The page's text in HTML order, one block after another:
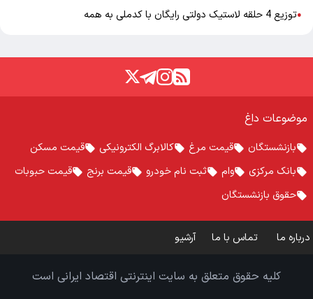
●توزیع 4 حلقه لاستیک دولتی رایگان با کدملی به همه
موضوعات داغ
بازنشستگان قیمت مرغ کالابرگ الکترونیکی
قیمت مسکن
بانک مرکزی
وام ثبت نام خودرو قیمت برنج
قیمت حبوبات
حقوق بازنشستگان
درباره ما تماس با ما آرشیو
کلیه حقوق متعلق به سایت اینترنتی اقتصاد ایرانی است